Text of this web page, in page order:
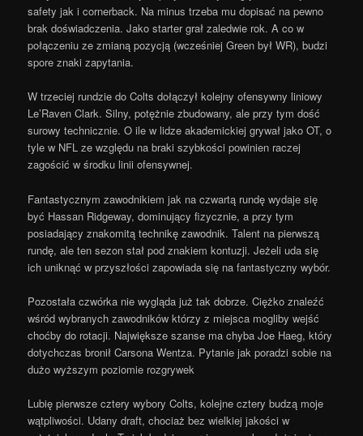
safety jak i cornerback. Na minus trzeba mu dopisać na pewno
brak doświadczenia. Jako starter grał zaledwie rok. A co w
połączeniu ze zmianą pozycją (wcześniej Green był WR), budzi
spore znaki zapytania.
W trzeciej rundzie do Colts dołączył kolejny ofensywny liniowy
Le’Raven Clark. Silny, potężnie zbudowany, ale przy tym dość
surowy technicznie. O ile w lidze akademickiej grywał jako OT, o
tyle w NFL ze względu na braki szybkości powinien raczej
zagościć w środku linii ofensywnej.
Fantastycznym zawodnikiem jak na czwartą rundę wydaje się
być Hassan Ridgeway, dominujący fizycznie, a przy tym
posiadający znakomitą technikę zawodnik. Talent na pierwszą
rundę, ale ten sezon stał pod znakiem kontuzji. Jeżeli uda się
ich uniknąć w przyszłości zapowiada się na fantastyczny wybór.
Pozostała czwórka nie wygląda już tak dobrze. Ciężko znaleźć
wśród wybranych zawodników którzy z miejsca mogliby wejść
choćby do rotacji. Największe szanse ma chyba Joe Haeg, który
dotychczas bronił Carsona Wentza. Pytanie jak poradzi sobie na
dużo wyższym poziomie rozgrywek
Lubię pierwsze cztery wybory Colts, kolejne cztery budzą moje
wątpliwości. Udany draft, chociaż bez wielkiej jakości w